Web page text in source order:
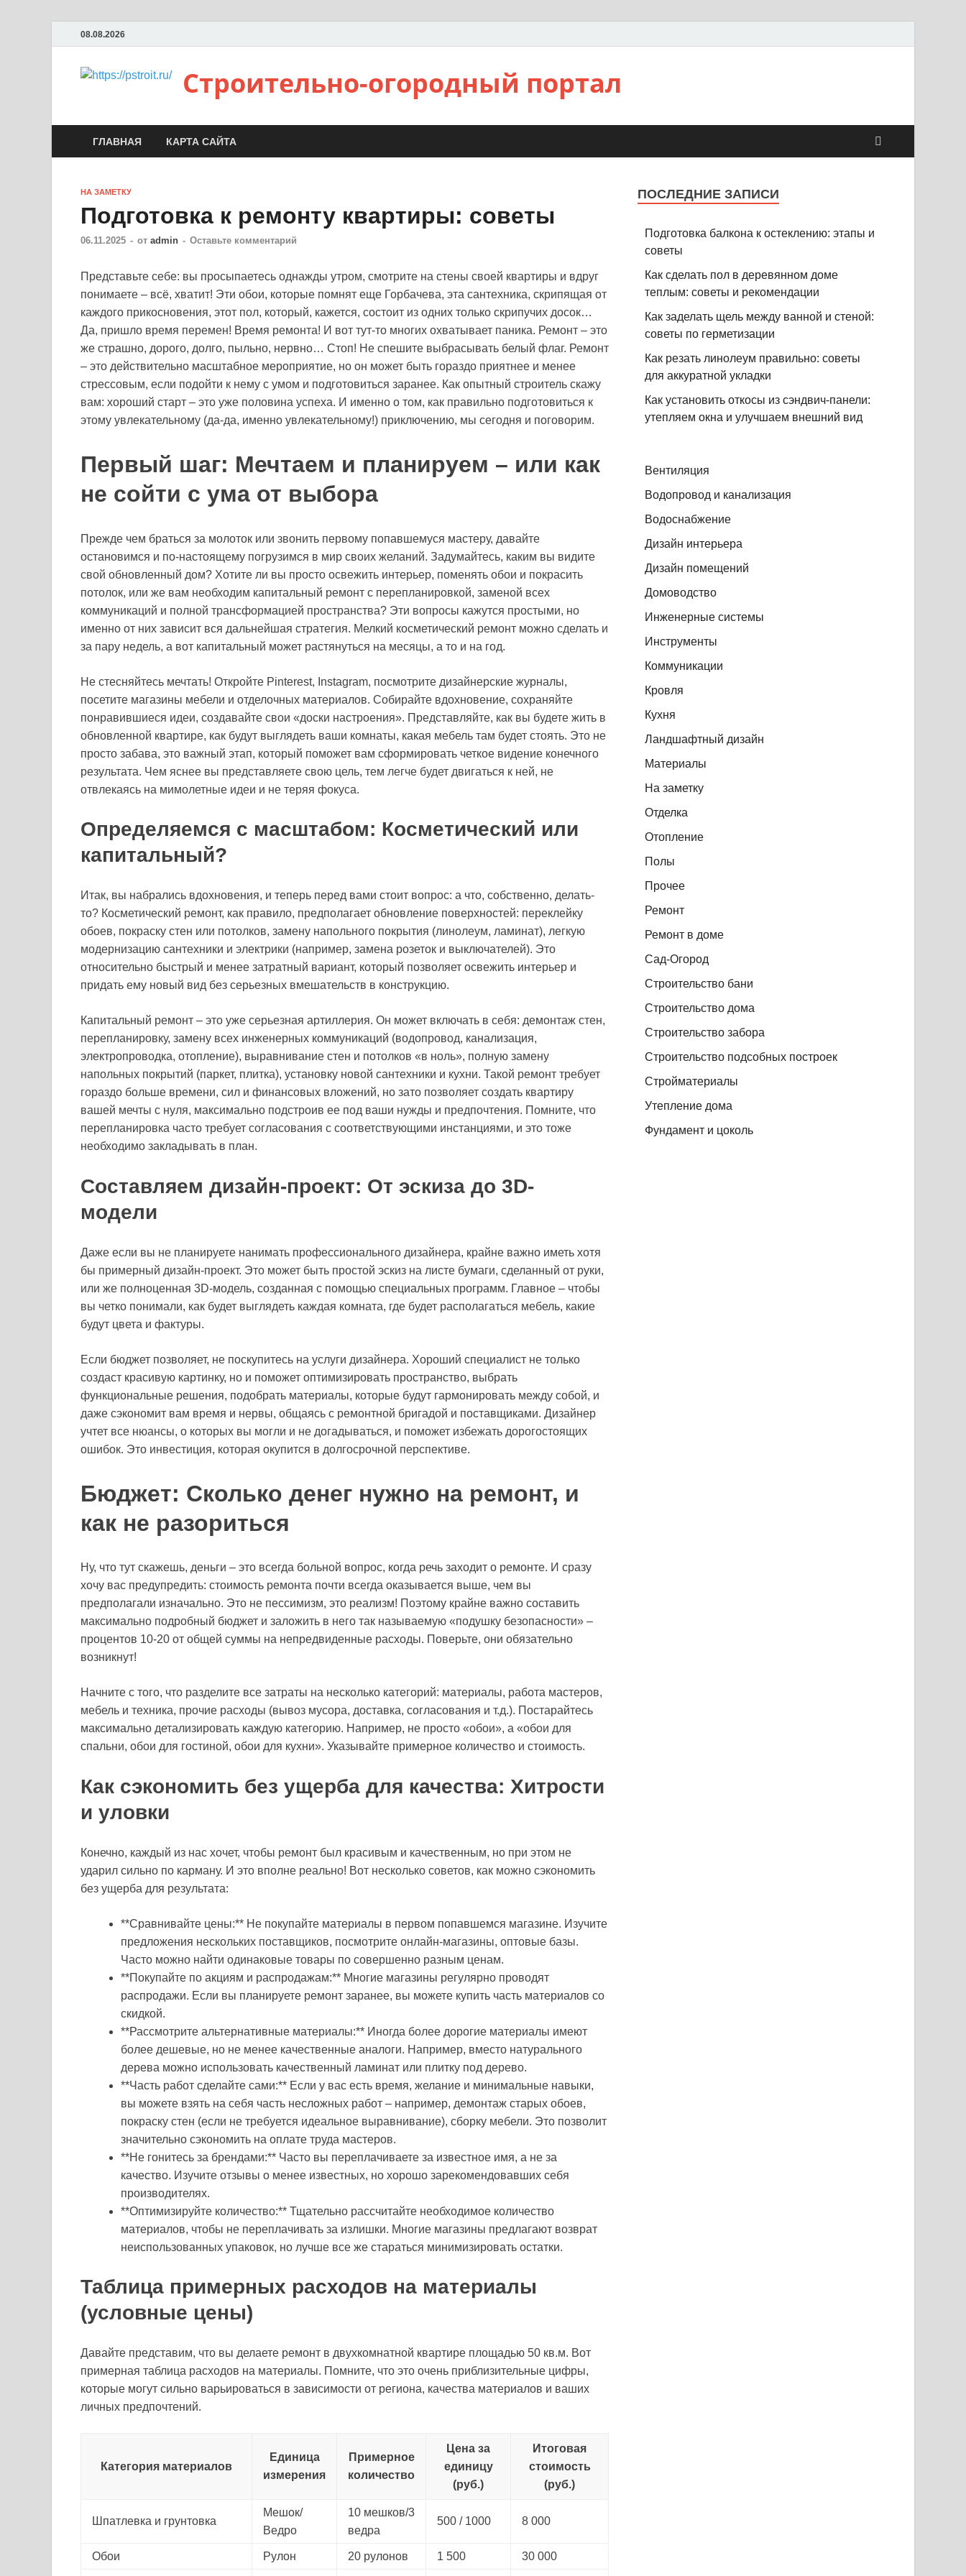
08.08.2026
Строительно-огородный портал
ГЛАВНАЯ КАРТА САЙТА
НА ЗАМЕТКУ
Подготовка к ремонту квартиры: советы
06.11.2025 - от admin - Оставьте комментарий
Представьте себе: вы просыпаетесь однажды утром, смотрите на стены своей квартиры и вдруг
понимаете – всё, хватит! Эти обои, которые помнят еще Горбачева, эта сантехника, скрипящая от
каждого прикосновения, этот пол, который, кажется, состоит из одних только скрипучих досок…
Да, пришло время перемен! Время ремонта! И вот тут-то многих охватывает паника. Ремонт – это
же страшно, дорого, долго, пыльно, нервно… Стоп! Не спешите выбрасывать белый флаг. Ремонт
– это действительно масштабное мероприятие, но он может быть гораздо приятнее и менее
стрессовым, если подойти к нему с умом и подготовиться заранее. Как опытный строитель скажу
вам: хороший старт – это уже половина успеха. И именно о том, как правильно подготовиться к
этому увлекательному (да-да, именно увлекательному!) приключению, мы сегодня и поговорим.
Первый шаг: Мечтаем и планируем – или как
не сойти с ума от выбора
Прежде чем браться за молоток или звонить первому попавшемуся мастеру, давайте
остановимся и по-настоящему погрузимся в мир своих желаний. Задумайтесь, каким вы видите
свой обновленный дом? Хотите ли вы просто освежить интерьер, поменять обои и покрасить
потолок, или же вам необходим капитальный ремонт с перепланировкой, заменой всех
коммуникаций и полной трансформацией пространства? Эти вопросы кажутся простыми, но
именно от них зависит вся дальнейшая стратегия. Мелкий косметический ремонт можно сделать и
за пару недель, а вот капитальный может растянуться на месяцы, а то и на год.
Не стесняйтесь мечтать! Откройте Pinterest, Instagram, посмотрите дизайнерские журналы,
посетите магазины мебели и отделочных материалов. Собирайте вдохновение, сохраняйте
понравившиеся идеи, создавайте свои «доски настроения». Представляйте, как вы будете жить в
обновленной квартире, как будут выглядеть ваши комнаты, какая мебель там будет стоять. Это не
просто забава, это важный этап, который поможет вам сформировать четкое видение конечного
результата. Чем яснее вы представляете свою цель, тем легче будет двигаться к ней, не
отвлекаясь на мимолетные идеи и не теряя фокуса.
Определяемся с масштабом: Косметический или
капитальный?
Итак, вы набрались вдохновения, и теперь перед вами стоит вопрос: а что, собственно, делать-
то? Косметический ремонт, как правило, предполагает обновление поверхностей: переклейку
обоев, покраску стен или потолков, замену напольного покрытия (линолеум, ламинат), легкую
модернизацию сантехники и электрики (например, замена розеток и выключателей). Это
относительно быстрый и менее затратный вариант, который позволяет освежить интерьер и
придать ему новый вид без серьезных вмешательств в конструкцию.
Капитальный ремонт – это уже серьезная артиллерия. Он может включать в себя: демонтаж стен,
перепланировку, замену всех инженерных коммуникаций (водопровод, канализация,
электропроводка, отопление), выравнивание стен и потолков «в ноль», полную замену
напольных покрытий (паркет, плитка), установку новой сантехники и кухни. Такой ремонт требует
гораздо больше времени, сил и финансовых вложений, но зато позволяет создать квартиру
вашей мечты с нуля, максимально подстроив ее под ваши нужды и предпочтения. Помните, что
перепланировка часто требует согласования с соответствующими инстанциями, и это тоже
необходимо закладывать в план.
Составляем дизайн-проект: От эскиза до 3D-
модели
Даже если вы не планируете нанимать профессионального дизайнера, крайне важно иметь хотя
бы примерный дизайн-проект. Это может быть простой эскиз на листе бумаги, сделанный от руки,
или же полноценная 3D-модель, созданная с помощью специальных программ. Главное – чтобы
вы четко понимали, как будет выглядеть каждая комната, где будет располагаться мебель, какие
будут цвета и фактуры.
Если бюджет позволяет, не поскупитесь на услуги дизайнера. Хороший специалист не только
создаст красивую картинку, но и поможет оптимизировать пространство, выбрать
функциональные решения, подобрать материалы, которые будут гармонировать между собой, и
даже сэкономит вам время и нервы, общаясь с ремонтной бригадой и поставщиками. Дизайнер
учтет все нюансы, о которых вы могли и не догадываться, и поможет избежать дорогостоящих
ошибок. Это инвестиция, которая окупится в долгосрочной перспективе.
Бюджет: Сколько денег нужно на ремонт, и
как не разориться
Ну, что тут скажешь, деньги – это всегда больной вопрос, когда речь заходит о ремонте. И сразу
хочу вас предупредить: стоимость ремонта почти всегда оказывается выше, чем вы
предполагали изначально. Это не пессимизм, это реализм! Поэтому крайне важно составить
максимально подробный бюджет и заложить в него так называемую «подушку безопасности» –
процентов 10-20 от общей суммы на непредвиденные расходы. Поверьте, они обязательно
возникнут!
Начните с того, что разделите все затраты на несколько категорий: материалы, работа мастеров,
мебель и техника, прочие расходы (вывоз мусора, доставка, согласования и т.д.). Постарайтесь
максимально детализировать каждую категорию. Например, не просто «обои», а «обои для
спальни, обои для гостиной, обои для кухни». Указывайте примерное количество и стоимость.
Как сэкономить без ущерба для качества: Хитрости
и уловки
Конечно, каждый из нас хочет, чтобы ремонт был красивым и качественным, но при этом не
ударил сильно по карману. И это вполне реально! Вот несколько советов, как можно сэкономить
без ущерба для результата:
**Сравнивайте цены:** Не покупайте материалы в первом попавшемся магазине. Изучите
предложения нескольких поставщиков, посмотрите онлайн-магазины, оптовые базы.
Часто можно найти одинаковые товары по совершенно разным ценам.
**Покупайте по акциям и распродажам:** Многие магазины регулярно проводят
распродажи. Если вы планируете ремонт заранее, вы можете купить часть материалов со
скидкой.
**Рассмотрите альтернативные материалы:** Иногда более дорогие материалы имеют
более дешевые, но не менее качественные аналоги. Например, вместо натурального
дерева можно использовать качественный ламинат или плитку под дерево.
**Часть работ сделайте сами:** Если у вас есть время, желание и минимальные навыки,
вы можете взять на себя часть несложных работ – например, демонтаж старых обоев,
покраску стен (если не требуется идеальное выравнивание), сборку мебели. Это позволит
значительно сэкономить на оплате труда мастеров.
**Не гонитесь за брендами:** Часто вы переплачиваете за известное имя, а не за
качество. Изучите отзывы о менее известных, но хорошо зарекомендовавших себя
производителях.
**Оптимизируйте количество:** Тщательно рассчитайте необходимое количество
материалов, чтобы не переплачивать за излишки. Многие магазины предлагают возврат
неиспользованных упаковок, но лучше все же стараться минимизировать остатки.
Таблица примерных расходов на материалы
(условные цены)
Давайте представим, что вы делаете ремонт в двухкомнатной квартире площадью 50 кв.м. Вот
примерная таблица расходов на материалы. Помните, что это очень приблизительные цифры,
которые могут сильно варьироваться в зависимости от региона, качества материалов и ваших
личных предпочтений.
Категория материалов
Единица
измерения
Примерное
количество
Цена за
единицу
(руб.)
Итоговая
стоимость
(руб.)
Шпатлевка и грунтовка
Мешок/
Ведро
10 мешков/3
ведра
500 / 1000 8 000
Обои Рулон 20 рулонов 1 500 30 000
ПОСЛЕДНИЕ ЗАПИСИ
Подготовка балкона к остеклению: этапы и
советы
Как сделать пол в деревянном доме
теплым: советы и рекомендации
Как заделать щель между ванной и стеной:
советы по герметизации
Как резать линолеум правильно: советы
для аккуратной укладки
Как установить откосы из сэндвич-панели:
утепляем окна и улучшаем внешний вид
Вентиляция
Водопровод и канализация
Водоснабжение
Дизайн интерьера
Дизайн помещений
Домоводство
Инженерные системы
Инструменты
Коммуникации
Кровля
Кухня
Ландшафтный дизайн
Материалы
На заметку
Отделка
Отопление
Полы
Прочее
Ремонт
Ремонт в доме
Сад-Огород
Строительство бани
Строительство дома
Строительство забора
Строительство подсобных построек
Стройматериалы
Утепление дома
Фундамент и цоколь